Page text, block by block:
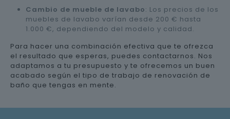
Cambio de mueble de lavabo: Los precios de los
muebles de lavabo varían desde 200 € hasta
1.000 €, dependiendo del modelo y calidad.
Para hacer una combinación efectiva que te ofrezca
el resultado que esperas, puedes contactarnos. Nos
adaptamos a tu presupuesto y te ofrecemos un buen
acabado según el tipo de trabajo de renovación de
baño que tengas en mente.